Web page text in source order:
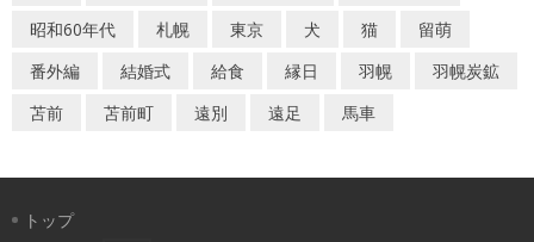
昭和60年代
札幌 東京 犬 猫
留萌
番外編
結婚式 給食 縁日 羽幌
羽幌炭鉱
苫前
苫前町 遠別 遠足 馬車
トップ